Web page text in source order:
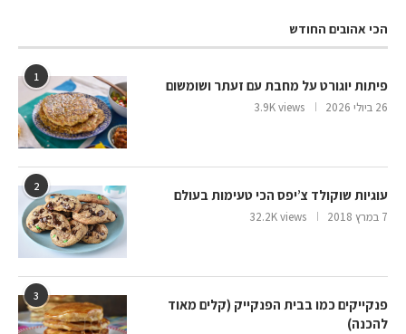
הכי אהובים החודש
1
פיתות יוגורט על מחבת עם זעתר ושומשום
26 ביולי 2026 3.9K views
2
עוגיות שוקולד צ’יפס הכי טעימות בעולם
7 במרץ 2018 32.2K views
3
פנקייקים כמו בבית הפנקייק (קלים מאוד
להכנה)